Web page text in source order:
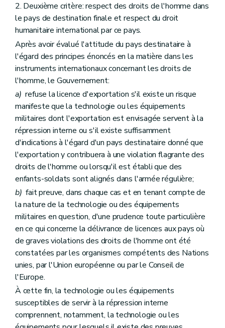
2. Deuxième critère: respect des droits de l'homme dans
le pays de destination finale et respect du droit
humanitaire international par ce pays.
Après avoir évalué l'attitude du pays destinataire à
l'égard des principes énoncés en la matière dans les
instruments internationaux concernant les droits de
l'homme, le Gouvernement:
a) refuse la licence d'exportation s'il existe un risque
manifeste que la technologie ou les équipements
militaires dont l'exportation est envisagée servent à la
répression interne ou s'il existe suffisamment
d'indications à l'égard d'un pays destinataire donné que
l'exportation y contribuera à une violation flagrante des
droits de l'homme ou lorsqu'il est établi que des
enfants-soldats sont alignés dans l'armée régulière;
b) fait preuve, dans chaque cas et en tenant compte de
la nature de la technologie ou des équipements
militaires en question, d'une prudence toute particulière
en ce qui concerne la délivrance de licences aux pays où
de graves violations des droits de l'homme ont été
constatées par les organismes compétents des Nations
unies, par l'Union européenne ou par le Conseil de
l'Europe.
À cette fin, la technologie ou les équipements
susceptibles de servir à la répression interne
comprennent, notamment, la technologie ou les